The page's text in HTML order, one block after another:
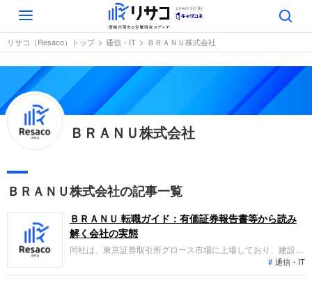
Toggle
navigation
リサコ（Resaco）トップ 通信・IT ＢＲＡＮＵ株式会社
ＢＲＡＮＵ株式会社
ＢＲＡＮＵ株式会社の記事一覧
ＢＲＡＮＵ 転職ガイド：有価証券報告書等から読み
解く会社の実態
同社は、東京証券取引所グロース市場に上場しており、建設
DXプラットフォーム事業を展開しています。直近の決算で
は、マッチングメディアや統合型ビジネスツールの利用拡大に
通信・IT